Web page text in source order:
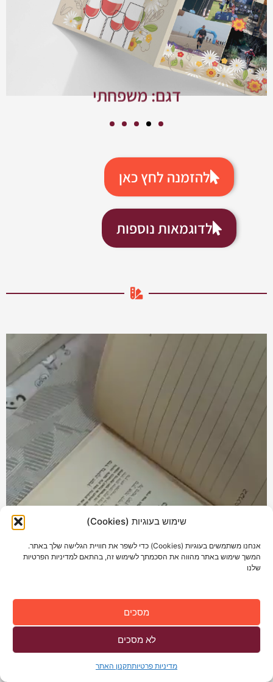
שימוש בעוגיות (Cookies)
אנחנו משתמשים בעוגיות (Cookies) כדי לשפר את חוויית הגלישה שלך באתר.
המשך שימוש באתר מהווה את הסכמתך לשימוש זה, בהתאם למדיניות הפרטיות
שלנו
מסכים
לא מסכים
מדיניות פרטיותתקנון האתר
דגם: משפחתי
להזמנה לחץ כאן
לדוגמאות נוספות
להתכתבות